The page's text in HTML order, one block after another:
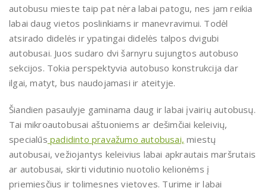
autobusu mieste taip pat nėra labai patogu, nes jam reikia
labai daug vietos poslinkiams ir manevravimui. Todėl
atsirado didelės ir ypatingai didelės talpos dvigubi
autobusai. Juos sudaro dvi šarnyru sujungtos autobuso
sekcijos. Tokia perspektyvia autobuso konstrukcija dar
ilgai, matyt, bus naudojamasi ir ateityje.
Šiandien pasaulyje gaminama daug ir labai įvairių autobusų.
Tai mikroautobusai aštuoniems ar dešimčiai keleivių,
specialūs padidinto pravažumo autobusai, miestų
autobusai, vežiojantys keleivius labai apkrautais maršrutais
ar autobusai, skirti vidutinio nuotolio kelionėms į
priemiesčius ir tolimesnes vietoves. Turime ir labai